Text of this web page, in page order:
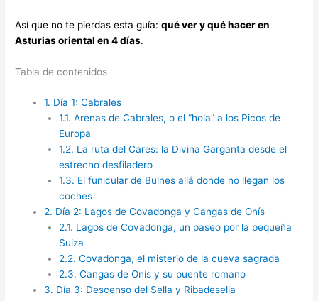
Así que no te pierdas esta guía:qué ver y qué hacer en
Asturias oriental en 4 días.
Tabla de contenidos
1. Día 1: Cabrales
1.1. Arenas de Cabrales, o el “hola” a los Picos de
Europa
1.2. La ruta del Cares: la Divina Garganta desde el
estrecho desfiladero
1.3. El funicular de Bulnes allá donde no llegan los
coches
2. Día 2: Lagos de Covadonga y Cangas de Onís
2.1. Lagos de Covadonga, un paseo por la pequeña
Suiza
2.2. Covadonga, el misterio de la cueva sagrada
2.3. Cangas de Onís y su puente romano
3. Día 3: Descenso del Sella y Ribadesella